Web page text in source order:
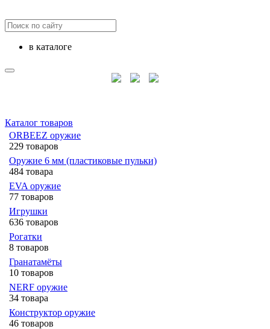
в каталоге
Каталог товаров
ORBEEZ оружие
229 товаров
Оружие 6 мм (пластиковые пульки)
484 товара
EVA оружие
77 товаров
Игрушки
636 товаров
Рогатки
8 товаров
Гранатамёты
10 товаров
NERF оружие
34 товара
Конструктор оружие
46 товаров